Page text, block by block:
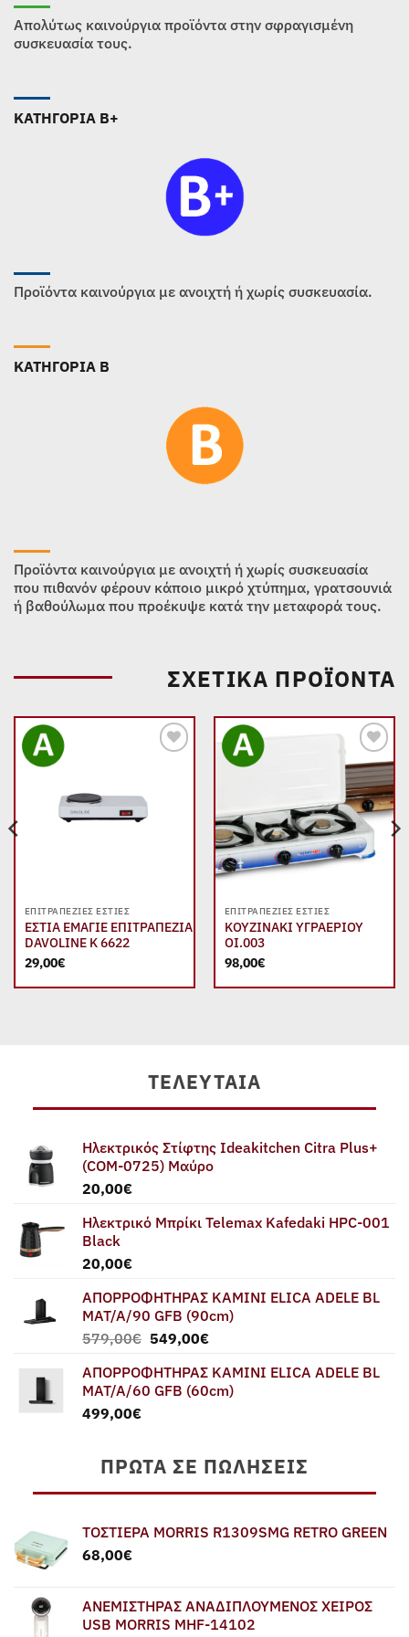
Απολύτως καινούργια προϊόντα στην σφραγισμένη
συσκευασία τους.
ΚΑΤΗΓΟΡΙΑ B+
Προϊόντα καινούργια με ανοιχτή ή χωρίς συσκευασία.
ΚΑΤΗΓΟΡΙΑ B
Προϊόντα καινούργια με ανοιχτή ή χωρίς συσκευασία
που πιθανόν φέρουν κάποιο μικρό χτύπημα, γρατσουνιά
ή βαθούλωμα που προέκυψε κατά την μεταφορά τους.
ΣΧΕΤΙΚΆ ΠΡΟΪΌΝΤΑ
ΕΠΙΤΡΑΠΈΖΙΕΣ ΕΣΤΊΕΣ
ΕΣΤΙΑ ΕΜΑΓΙΕ ΕΠΙΤΡΑΠΕΖΙΑ
DAVOLINE K 6622
29,00€
Add to
wishlist
ΕΠΙΤΡΑΠΈΖΙΕΣ ΕΣΤΊΕΣ
ΚΟΥΖΙΝΑΚΙ ΥΓΡΑΕΡΙΟΥ
ΟΙ.003
98,00€
ΤΕΛΕΥΤΑΊΑ
Ηλεκτρικός Στίφτης Ideakitchen Citra Plus+
(COM-0725) Μαύρο
20,00€
Ηλεκτρικό Μπρίκι Telemax Kafedaki HPC-001
Black
20,00€
ΑΠΟΡΡΟΦΗΤΗΡΑΣ ΚΑΜΙΝΙ ELICA ADELE BL
MAT/A/90 GFB (90cm)
579,00€ Original
was:
579,00€.
549,00€Η
τιμή
είναι:
ΑΠΟΡΡΟΦΗΤΗΡΑΣ ΚΑΜΙΝΙ ELICA ADELE BL
MAT/A/60 GFB (60cm)
499,00€
ΠΡΏΤΑ ΣΕ ΠΩΛΉΣΕΙΣ
ΤΟΣΤΙΕΡΑ MORRIS R1309SMG RETRO GREEN
68,00€
ΑΝΕΜΙΣΤΗΡΑΣ ΑΝΑΔΙΠΛΟΥΜΕΝΟΣ ΧΕΙΡΟΣ
USB MORRIS MHF-14102